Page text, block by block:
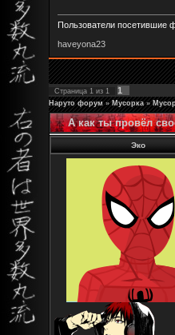
Пользователи посетившие
haveyona23
Страница 1 из 1 1
Наруто форум » Мусорка »
А как ты провёл
Эко